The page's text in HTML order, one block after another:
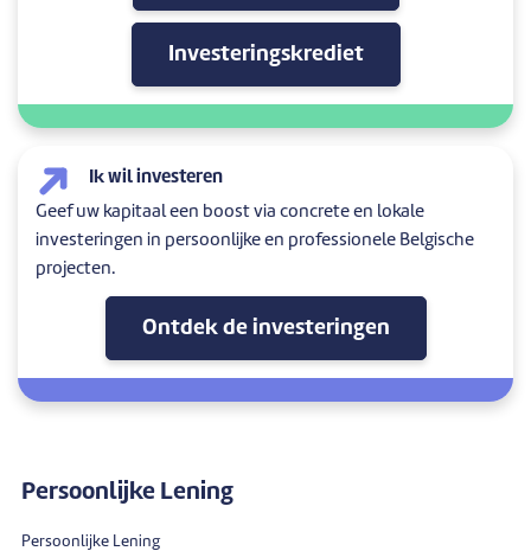
Investeringskrediet
Ik wil investeren
Geef uw kapitaal een boost via concrete en lokale
investeringen in persoonlijke en professionele Belgische
projecten.
Ontdek de investeringen
Persoonlijke Lening
Persoonlijke Lening